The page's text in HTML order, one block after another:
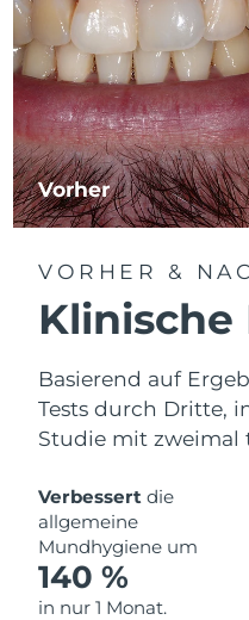
Vorher
VORHER &
Klinische
Basierend auf
Tests durch Dritte,
Studie mit zweimal
Verbessert die
allgemeine
Mundhygiene um
140 %
in nur 1 Monat.